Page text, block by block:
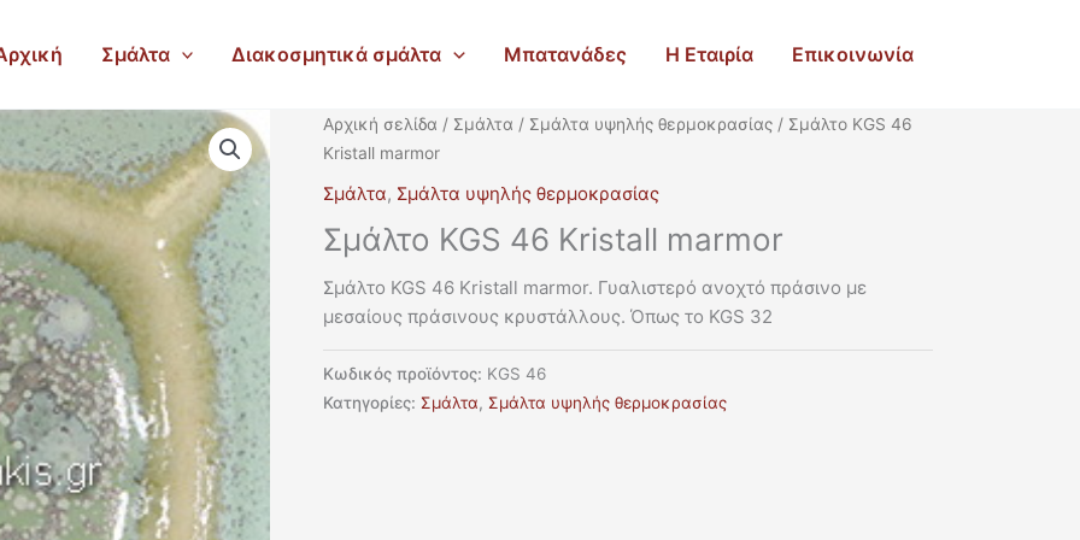
Σμάλτα Διακοσμητικά σμάλτα Μπατανάδες Η Εταιρία Επικοινωνία
Αρχική σελίδα / Σμάλτα / Σμάλτα υψηλής θερμοκρασίας / Σμάλτο KGS 46
Kristall marmor
Σμάλτα, Σμάλτα υψηλής θερμοκρασίας
Σμάλτο KGS 46 Kristall marmor
Σμάλτο KGS 46 Kristall marmor. Γυαλιστερό ανοχτό πράσινο με
μεσαίους πράσινους κρυστάλλους. Όπως το KGS 32
Κωδικός προϊόντος: KGS 46
Κατηγορίες: Σμάλτα, Σμάλτα υψηλής θερμοκρασίας